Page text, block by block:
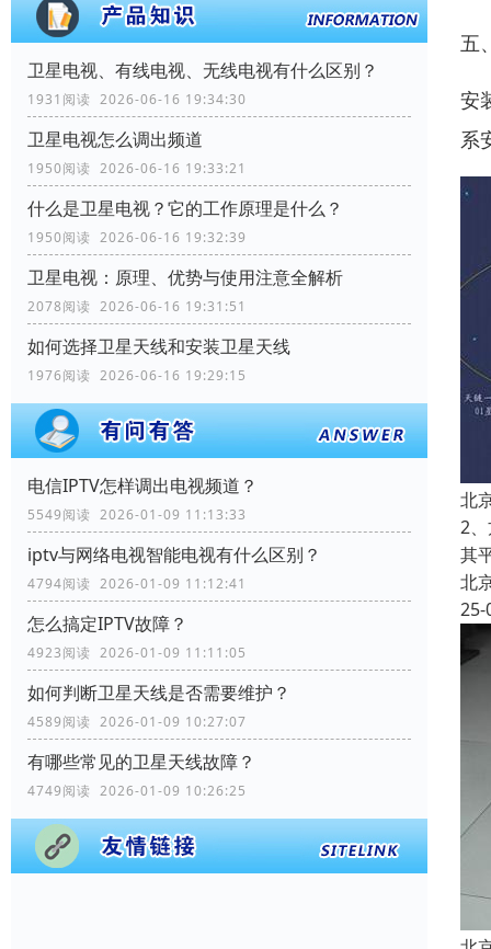
卫星电视、有线电视、无线电视有什么区别？
1931阅读 2026-06-16 19:34:30
卫星电视怎么调出频道
1950阅读 2026-06-16 19:33:21
什么是卫星电视？它的工作原理是什么？
1950阅读 2026-06-16 19:32:39
卫星电视：原理、优势与使用注意全解析
2078阅读 2026-06-16 19:31:51
如何选择卫星天线和安装卫星天线
1976阅读 2026-06-16 19:29:15
电信IPTV怎样调出电视频道？
5549阅读 2026-01-09 11:13:33
iptv与网络电视智能电视有什么区别？
4794阅读 2026-01-09 11:12:41
怎么搞定IPTV故障？
4923阅读 2026-01-09 11:11:05
如何判断卫星天线是否需要维护？
4589阅读 2026-01-09 10:27:07
有哪些常见的卫星天线故障？
4749阅读 2026-01-09 10:26:25
五
安
系
北
2
其
北
25-